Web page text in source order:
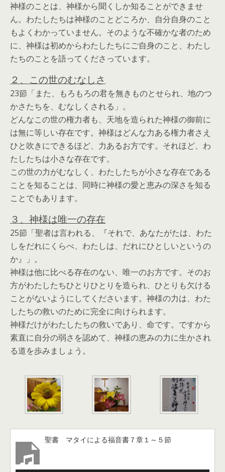
神様のことは、神様から聞くしか知ることができませ
ん。わたしたちは神様のことどころか、自分自身のこと
もよくわかっていません。そのような不確かな者のため
に、神様は初めからわたしたちにご自身のこと、わたし
たちのことを語ってくださっています。
２、この世のむなしさ
23節「また、もろもろの君を無きものとせられ、地のつ
かさたちを、むなしくされる」。
どんなこの世の権力者も、天地を造られた神様の御前に
は無に等しい存在です。神様はどんな力ある権力者さえ
ひと吹きにできるほど、力あるお方です。それほど、わ
たしたちは小さな存在です。
この世の力がむなしく、わたしたちが小さな存在である
ことを知ることは、同時に神様の愛と恵みの深さを知る
ことでもあります。
３、神様は唯一の存在
25節「聖者は言われる、『それで、あなたがたは、わた
しをだれにくらべ、わたしは、だれにひとしいというの
か』」。
神様は他に比べる存在のない、唯一のお方です。そのお
方がわたしたちひとりひとりを造られ、ひとりも欠ける
ことがないようにしてくださいます。神様の力は、わた
したちの救いのために完全に向けられます。
神様だけがわたしたちの救いであり、命です。ですから
素直に自分の弱さを認めて、神様の恵みの力に生かされ
る道を歩みましょう。
聖書 マタイによる福音書７章１～５節